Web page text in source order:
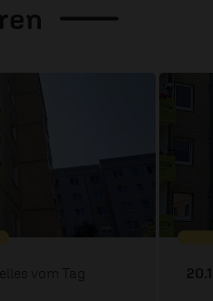
vom Tag